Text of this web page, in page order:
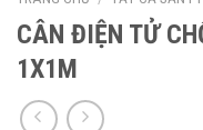
CÂN ĐIỆN TỬ
1X1M